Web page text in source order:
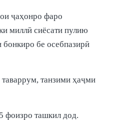
ҷаҳонро фаро
миллӣ сиёсати пулию
бе осебпазирӣ
танзими ҳаҷми
фоизро ташкил дод.